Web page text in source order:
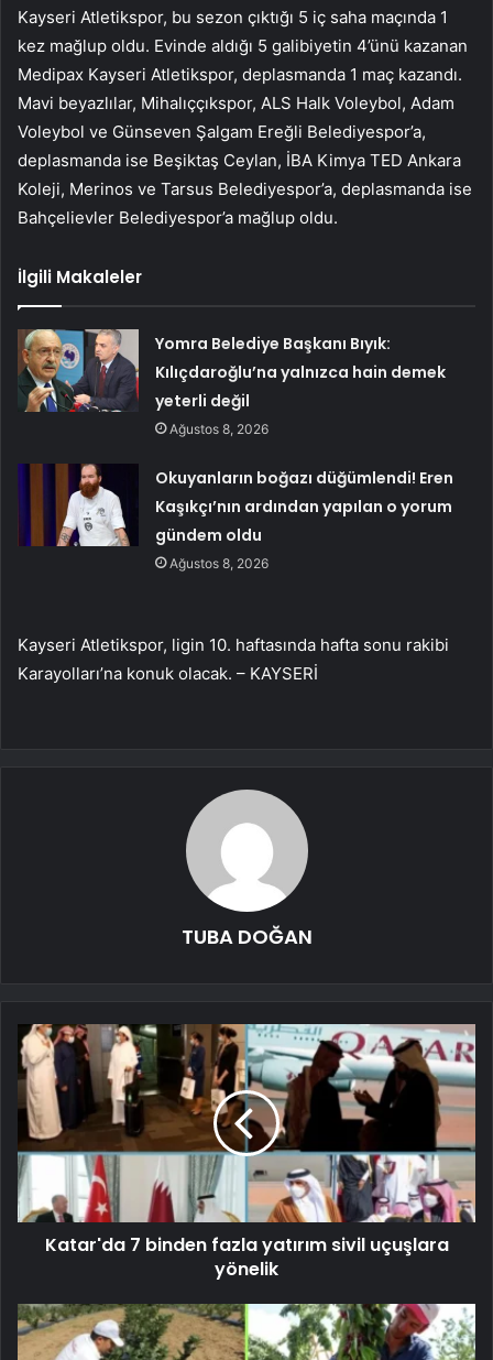
Kayseri Atletikspor, bu sezon çıktığı 5 iç saha maçında 1
kez mağlup oldu. Evinde aldığı 5 galibiyetin 4’ünü kazanan
Medipax Kayseri Atletikspor, deplasmanda 1 maç kazandı.
Mavi beyazlılar, Mihalıççıkspor, ALS Halk Voleybol, Adam
Voleybol ve Günseven Şalgam Ereğli Belediyespor’a,
deplasmanda ise Beşiktaş Ceylan, İBA Kimya TED Ankara
Koleji, Merinos ve Tarsus Belediyespor’a, deplasmanda ise
Bahçelievler Belediyespor’a mağlup oldu.
İlgili Makaleler
Yomra Belediye Başkanı Bıyık:
Kılıçdaroğlu’na yalnızca hain demek
yeterli değil
Ağustos 8, 2026
Okuyanların boğazı düğümlendi! Eren
Kaşıkçı’nın ardından yapılan o yorum
gündem oldu
Ağustos 8, 2026
Kayseri Atletikspor, ligin 10. haftasında hafta sonu rakibi
Karayolları’na konuk olacak. – KAYSERİ
TUBA DOĞAN
Katar'da 7 binden fazla yatırım sivil uçuşlara
yönelik